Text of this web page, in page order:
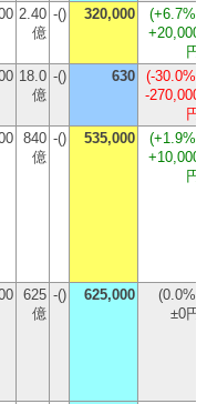
2.40
億
-() 320,000 (+6.7%
+20,000
円
18.0
億
-() 630 (-30.0%
-270,000
円
840
億
-() 535,000 (+1.9%
+10,000
円
625
億
-() 625,000 (0.0%
±0円